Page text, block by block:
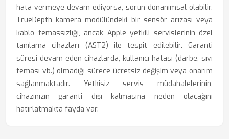
hata vermeye devam ediyorsa, sorun donanımsal olabilir.
TrueDepth kamera modülündeki bir sensör arızası veya
kablo temassızlığı, ancak Apple yetkili servislerinin özel
tanılama cihazları (AST2) ile tespit edilebilir. Garanti
süresi devam eden cihazlarda, kullanıcı hatası (darbe, sıvı
teması vb.) olmadığı sürece ücretsiz değişim veya onarım
sağlanmaktadır. Yetkisiz servis müdahalelerinin,
cihazınızın garanti dışı kalmasına neden olacağını
hatırlatmakta fayda var.